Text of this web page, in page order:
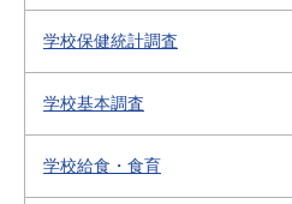
学校保健統計調査
学校基本調査
学校給食・食育